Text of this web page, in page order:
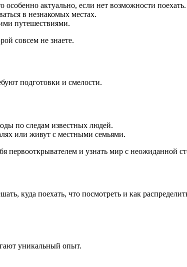
актуально, если нет возможности поехать.
в незнакомых местах.
путешествиями.
совсем не знаете.
подготовки и смелости.
по следам известных людей.
или живут с местными семьями.
и узнать мир с неожиданной
куда поехать, что посмотреть и как
уникальный опыт.